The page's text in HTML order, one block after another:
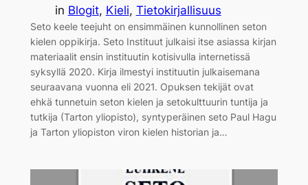
in Blogit, Kieli, Tietokirjallisuus
Seto keele teejuht on ensimmäinen kunnollinen seton
kielen oppikirja. Seto Instituut julkaisi itse asiassa kirjan
materiaalit ensin instituutin kotisivulla internetissä
syksyllä 2020. Kirja ilmestyi instituutin julkaisemana
seuraavana vuonna eli 2021. Opuksen tekijät ovat
ehkä tunnetuin seton kielen ja setokulttuurin tuntija ja
tutkija (Tarton yliopisto), syntyperäinen seto Paul Hagu
ja Tarton yliopiston viron kielen historian ja…